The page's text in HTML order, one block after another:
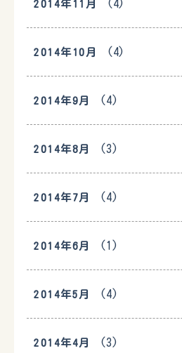
2014年11月 (4)
2014年10月 (4)
2014年9月 (4)
2014年8月 (3)
2014年7月 (4)
2014年6月 (1)
2014年5月 (4)
2014年4月 (3)